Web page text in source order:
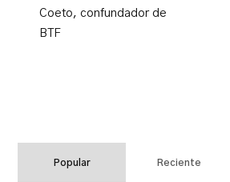
Coeto, confundador de
BTF
Popular Reciente